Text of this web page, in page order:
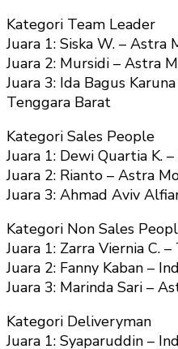
Kategori Team Leader
Juara 1: Siska W. – Astra
Juara 2: Mursidi – Astra
Juara 3: Ida Bagus
Tenggara Barat
Kategori Sales People
Juara 1: Dewi Quartia K.
Juara 2: Rianto – Astra
Juara 3: Ahmad Aviv
Kategori Non Sales
Juara 1: Zarra Viernia C.
Juara 2: Fanny Kaban –
Juara 3: Marinda Sari –
Kategori Deliveryman
Juara 1: Syaparuddin –